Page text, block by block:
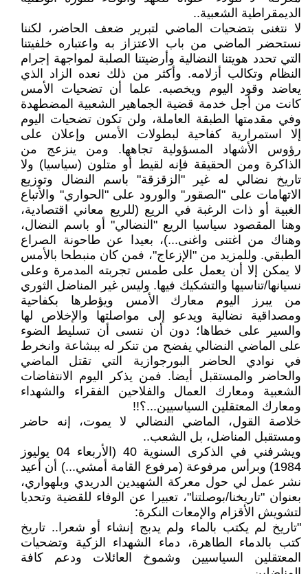
الديمقراطية الشعبية..
لا نتغنى بتضحيات الماضي لتبرير ضعف الحاضر، لكننا
نستحضر الماضي من باب الاعتزاز به واعتباره خلفيتنا
التي تحدد هويتنا النضالية وأرضيتنا الصلبة لمواجهة إجرام
النظام وتكالب أزلامه. وأكثر من ذلك نعده الزاد الذي
يعاضد وقود اليوم ويخصبه. علما أن تضحيات الأمس
كانت من أجل خدمة قضية الجماهير الشعبية المضطهدة
وفي مقدمتها الطبقة العاملة، ولن تكون تضحيات اليوم
إلا استمرارية كفاحية لبطولات الأمس وإعلان على
رؤوس الأشهاد المسؤولية تجاهها. ومن ينزعج من
الذاكرة ومن الحقيقة فإنه لقيط أو متلون (سياسيا) ولا
تاريخ نضالي له غير "الزقزقة" باسم النضال وتوزيع
الاتهامات على "الصقور" والورود على "الحواري" والأتباع
الغبية أو ذات الرغبة في الريع (للريع معاني اقتصادية،
وهنا المقصود سياسيا الريع "النضالي" أو باسم النضال،
وهناك من اغتنى واغنى...)، بعيدا عن طاحونة الصراع
الطبقي. وللمزيد من "الإزعاج"، فمن كان منبطحا بالأمس
لا يمكن إلا أن يعمل على طمس تجربته المدمرة وعلى
نسيانها/تناسيها والتشكيك فيها. وليس غير المناضل الثوري
من يبرز اليوم معارك الأمس ويؤطرها بكفاحية
ومصداقية نضالية ويدعو إلى مواصلتها والإخلاص لها
والسير على خطاها؛ دون أن ننسى أن تسليط الضوء
على الماضي النضالي يفضح من تنكر له ببشاعة وانخرط
في نوادي الحاضر البورجوازية التي تقتل الماضي
والحاضر والمستقبل أيضا. فمن يذكر اليوم الانتفاضات
الشعبية ومعارك العمال والفلاحين الفقراء والشهداء
ومعارك المعتقلين السياسيين...؟!!
خلاصة القول، الماضي النضالي لا يموت، إنه حاضر
ومستقبل المناضل، بل الشعب..
ويشرفني في الذكرى السنوية 40 (الأربعاء 04 يوليوز
1984) وبرأس مرفوعة (مرفوع القامة أمشي...) أن أعيد
نشر عمل لي حول معركة الشهيدين الدريدي وبلهواري،
بعنوان "تاريخنا/بوصلتنا"، تعبيرا عن الوفاء للقضية وتحديا
لتشويش الأقزام والإمعات النكرة:
"تاريخ لم يكتب بالماء ولم يدبج إنشاء أو شعرا.. تاريخ
كتب بالدماء الطاهرة، دماء الشهداء الزكية وتضحيات
المعتقلين السياسيين وشموخ العائلات ودعم كافة